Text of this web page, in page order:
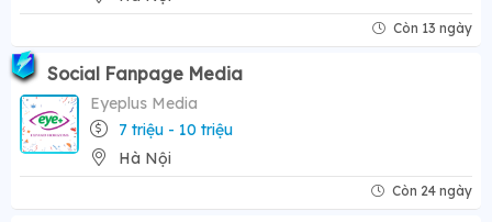
Còn 13 ngày
Social Fanpage Media
Eyeplus Media
7 triệu - 10 triệu
Hà Nội
Còn 24 ngày